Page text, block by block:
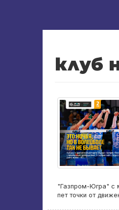
клуб
"Газпром-Югра" с
пет точки от